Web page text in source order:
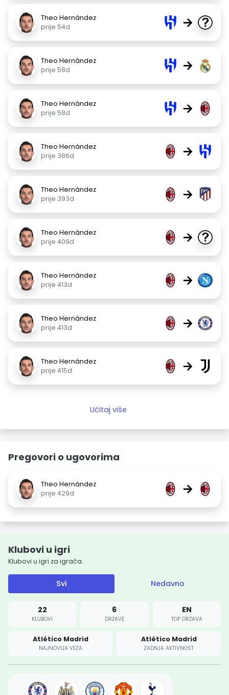
Theo Hernández
prije 54d
→
Theo Hernández
prije 58d
→
Theo Hernández
prije 58d
→
Theo Hernández
prije 386d
→
Theo Hernández
prije 393d
→
Theo Hernández
prije 409d
→
Theo Hernández
prije 413d
→
Theo Hernández
prije 413d
→
Theo Hernández
prije 415d
→
Učitaj više
Pregovori o ugovorima
Theo Hernández
prije 429d
→
Klubovi u igri
Klubovi u igri za igrača.
Svi Nedavno
22
KLUBOVI
6
DRŽAVE
EN
TOP DRŽAVA
Atlético Madrid
NAJNOVIJA VEZA
Atlético Madrid
ZADNJA AKTIVNOST